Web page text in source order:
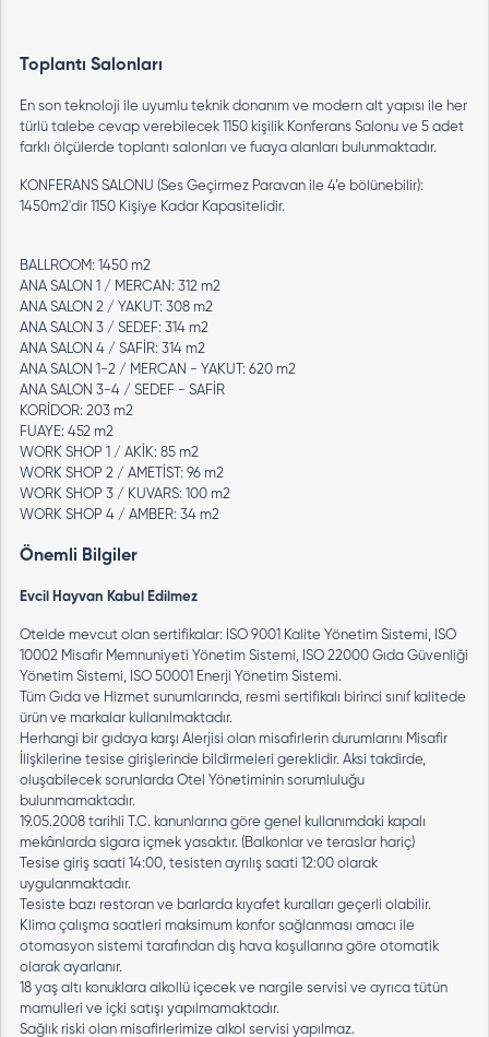
Toplantı Salonları
En son teknoloji ile uyumlu teknik donanım ve modern alt yapısı ile her
türlü talebe cevap verebilecek 1150 kişilik Konferans Salonu ve 5 adet
farklı ölçülerde toplantı salonları ve fuaya alanları bulunmaktadır.
KONFERANS SALONU (Ses Geçirmez Paravan ile 4’e bölünebilir):
1450m2'dir 1150 Kişiye Kadar Kapasitelidir.
BALLROOM: 1450 m2
ANA SALON 1 / MERCAN: 312 m2
ANA SALON 2 / YAKUT: 308 m2
ANA SALON 3 / SEDEF: 314 m2
ANA SALON 4 / SAFİR: 314 m2
ANA SALON 1-2 / MERCAN - YAKUT: 620 m2
ANA SALON 3-4 / SEDEF - SAFİR
KORİDOR: 203 m2
FUAYE: 452 m2
WORK SHOP 1 / AKİK: 85 m2
WORK SHOP 2 / AMETİST: 96 m2
WORK SHOP 3 / KUVARS: 100 m2
WORK SHOP 4 / AMBER: 34 m2
Önemli Bilgiler
Evcil Hayvan Kabul Edilmez
Otelde mevcut olan sertifikalar: ISO 9001 Kalite Yönetim Sistemi, ISO
10002 Misafir Memnuniyeti Yönetim Sistemi, ISO 22000 Gıda Güvenliği
Yönetim Sistemi, ISO 50001 Enerji Yönetim Sistemi.
Tüm Gıda ve Hizmet sunumlarında, resmi sertifikalı birinci sınıf kalitede
ürün ve markalar kullanılmaktadır.
Herhangi bir gıdaya karşı Alerjisi olan misafirlerin durumlarını Misafir
İlişkilerine tesise girişlerinde bildirmeleri gereklidir. Aksi takdirde,
oluşabilecek sorunlarda Otel Yönetiminin sorumluluğu
bulunmamaktadır.
19.05.2008 tarihli T.C. kanunlarına göre genel kullanımdaki kapalı
mekânlarda sigara içmek yasaktır. (Balkonlar ve teraslar hariç)
Tesise giriş saati 14:00, tesisten ayrılış saati 12:00 olarak
uygulanmaktadır.
Tesiste bazı restoran ve barlarda kıyafet kuralları geçerli olabilir.
Klima çalışma saatleri maksimum konfor sağlanması amacı ile
otomasyon sistemi tarafından dış hava koşullarına göre otomatik
olarak ayarlanır.
18 yaş altı konuklara alkollü içecek ve nargile servisi ve ayrıca tütün
mamulleri ve içki satışı yapılmamaktadır.
Sağlık riski olan misafirlerimize alkol servisi yapılmaz.